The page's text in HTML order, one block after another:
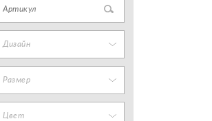
Дизайн
Размер
Цвет